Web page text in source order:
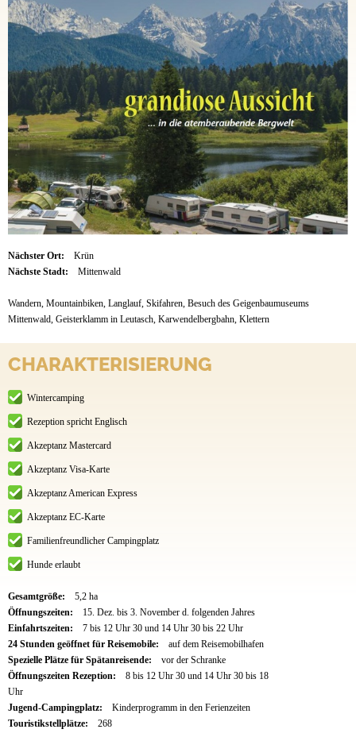
Nächster Ort:
Krün
Nächste Stadt:
Mittenwald
Wandern, Mountainbiken, Langlauf, Skifahren, Besuch des Geigenbaumuseums
Mittenwald, Geisterklamm in Leutasch, Karwendelbergbahn, Klettern
CHARAKTERISIERUNG
Wintercamping
Rezeption spricht Englisch
Akzeptanz Mastercard
Akzeptanz Visa-Karte
Akzeptanz American Express
Akzeptanz EC-Karte
Familienfreundlicher Campingplatz
Hunde erlaubt
Gesamtgröße:
5,2 ha
Öffnungszeiten:
15. Dez. bis 3. November d. folgenden Jahres
Einfahrtszeiten:
7 bis 12 Uhr 30 und 14 Uhr 30 bis 22 Uhr
24 Stunden geöffnet für Reisemobile:
auf dem Reisemobilhafen
Spezielle Plätze für Spätanreisende:
vor der Schranke
Öffnungszeiten Rezeption:
8 bis 12 Uhr 30 und 14 Uhr 30 bis 18
Uhr
Jugend-Campingplatz:
Kinderprogramm in den Ferienzeiten
Touristikstellplätze:
268